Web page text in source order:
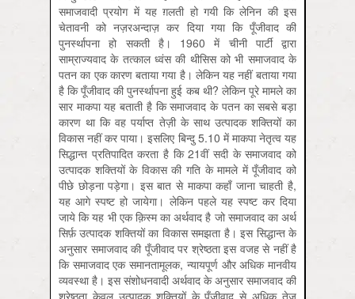
समाजवादी प्रयोग में यह ग़लती हो गयी कि लेनिन की इस
चेतावनी को नज़रअन्दाज़ कर दिया गया कि पूँजीवाद की
पुनर्स्थापना हो सकती है। 1960 में चीनी पार्टी द्वारा
साम्राज्यवाद के तत्काल ध्वंस की थीसिस को भी समाजवाद के
पतन का एक कारण बताया गया है। लेकिन यह नहीं बताया गया
है कि पूँजीवाद की पुनर्स्थापना हुई कब थी? लेकिन पूरे मामले का
सार माकपा यह बताती है कि समाजवाद के पतन का सबसे बड़ा
कारण था कि वह पर्याप्त तेज़ी के साथ उत्पादक शक्तियों का
विकास नहीं कर पाया। इसलिए बिन्दु 5.10 में माकपा नेतृत्व यह
सिद्धान्त प्रतिपादित करता है कि 21वीं सदी के समाजवाद को
उत्पादक शक्तियों के विकास की गति के मामले में पूँजीवाद को
पीछे छोड़ना पड़ेगा। इस बात से माकपा कहाँ जाना चाहती है,
यह आगे स्पष्ट हो जायेगा। लेकिन पहले यह स्पष्ट कर दिया
जाये कि यह भी एक क़िस्म का अर्थवाद है जो समाजवाद का अर्थ
सिर्फ़ उत्पादक शक्तियों का विकास समझता है। इस सिद्धान्त के
अनुसार समाजवाद की पूँजीवाद पर श्रेष्ठता इस वजह से नहीं है
कि समाजवाद एक समानतामूलक, न्यायपूर्ण और अधिक मानवीय
व्यवस्था है। इस संशोधनवादी अर्थवाद के अनुसार समाजवाद की
श्रेष्ठता केवल उत्पादक शक्तियों के पूँजीवाद से अधिक तेज़